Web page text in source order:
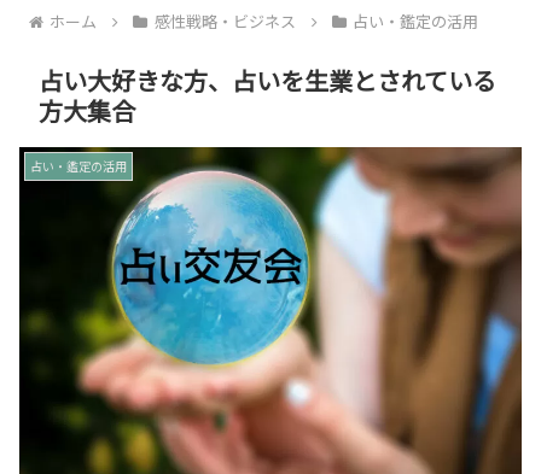
ホーム 感性戦略・ビジネス 占い・鑑定の活用
占い大好きな方、占いを生業とされている
方大集合
占い・鑑定の活用